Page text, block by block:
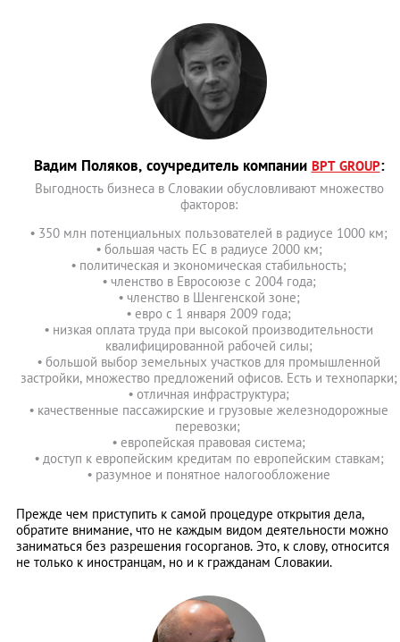
Вадим Поляков, соучредитель компании BPT GROUP:
Выгодность бизнеса в Словакии обусловливают множество
факторов:
• 350 млн потенциальных пользователей в радиусе 1000 км;
• большая часть ЕС в радиусе 2000 км;
• политическая и экономическая стабильность;
• членство в Евросоюзе с 2004 года;
• членство в Шенгенской зоне;
• евро с 1 января 2009 года;
• низкая оплата труда при высокой производительности
квалифицированной рабочей силы;
• большой выбор земельных участков для промышленной
застройки, множество предложений офисов. Есть и технопарки;
• отличная инфраструктура;
• качественные пассажирские и грузовые железнодорожные
перевозки;
• европейская правовая система;
• доступ к европейским кредитам по европейским ставкам;
• разумное и понятное налогообложение
Прежде чем приступить к самой процедуре открытия дела,
обратите внимание, что не каждым видом деятельности можно
заниматься без разрешения госорганов. Это, к слову, относится
не только к иностранцам, но и к гражданам Словакии.